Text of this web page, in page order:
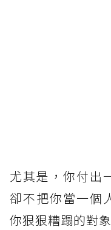
尤其是，你付出
卻不把你當一個
你狠狠糟蹋的對象